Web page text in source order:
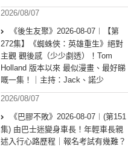
2026/08/07
《後生友聚》2026-08-07︱【第
272集】《蜘蛛俠：英雄重生》絕對
主觀 觀後感（少少劇透）！Tom
Holland 版本以來 最似漫畫、最好睇
嘅一集！｜主持：Jack、諾少
2026/08/07
《巴膠不敗》2026-08-07︱(第151
集) 由巴士迷變身車長！年輕車長親
述入行心路歷程｜報名考試有幾難？